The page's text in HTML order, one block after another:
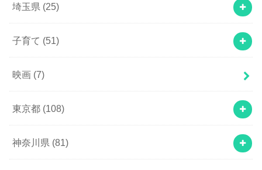
埼玉県 (25)
子育て (51)
映画 (7)
東京都 (108)
神奈川県 (81)